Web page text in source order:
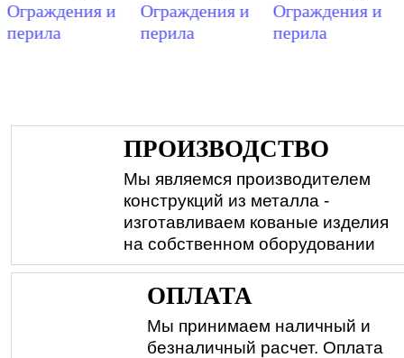
Ограждения и
перила
Ограждения и
перила
Ограждения и
перила
ПРОИЗВОДСТВО
Мы являемся производителем
конструкций из металла -
изготавливаем кованые изделия
на собственном оборудовании
ОПЛАТА
Мы принимаем наличный и
безналичный расчет. Оплата